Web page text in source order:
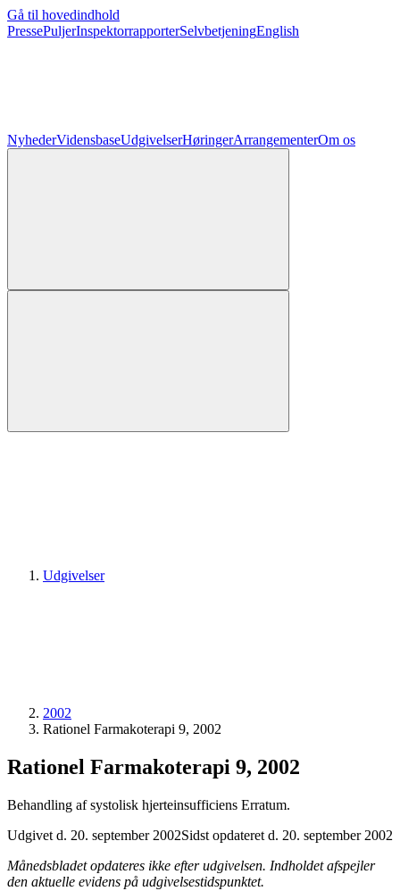
Gå til hovedindhold
PressePuljerInspektorrapporterSelvbetjeningEnglish
NyhederVidensbaseUdgivelserHøringerArrangementerOm os
Udgivelser
2002
Rationel Farmakoterapi 9, 2002
Rationel Farmakoterapi 9, 2002
Behandling af systolisk hjerteinsufficiens Erratum.
Udgivet d. 20. september 2002Sidst opdateret d. 20. september 2002
Månedsbladet opdateres ikke efter udgivelsen. Indholdet afspejler
den aktuelle evidens på udgivelsestidspunktet.